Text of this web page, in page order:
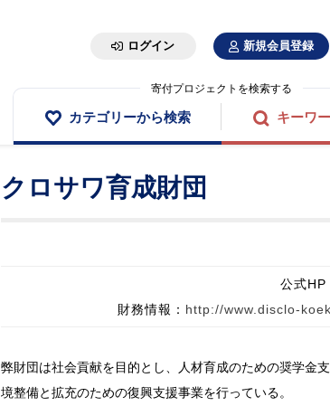
ログイン 新規会員登録
寄付プロジェクトを検索する
カテゴリーから検索 キーワ
クロサワ育成財団
公式HP
財務情報： http://www.disclo-
弊財団は社会貢献を目的とし、人材育成のための奨学金
境整備と拡充のための復興支援事業を行っている。